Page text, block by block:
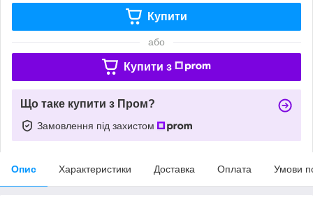
Купити
або
Купити з
Що таке купити з Пром?
Замовлення під захистом
Опис Характеристики Доставка Оплата Умови